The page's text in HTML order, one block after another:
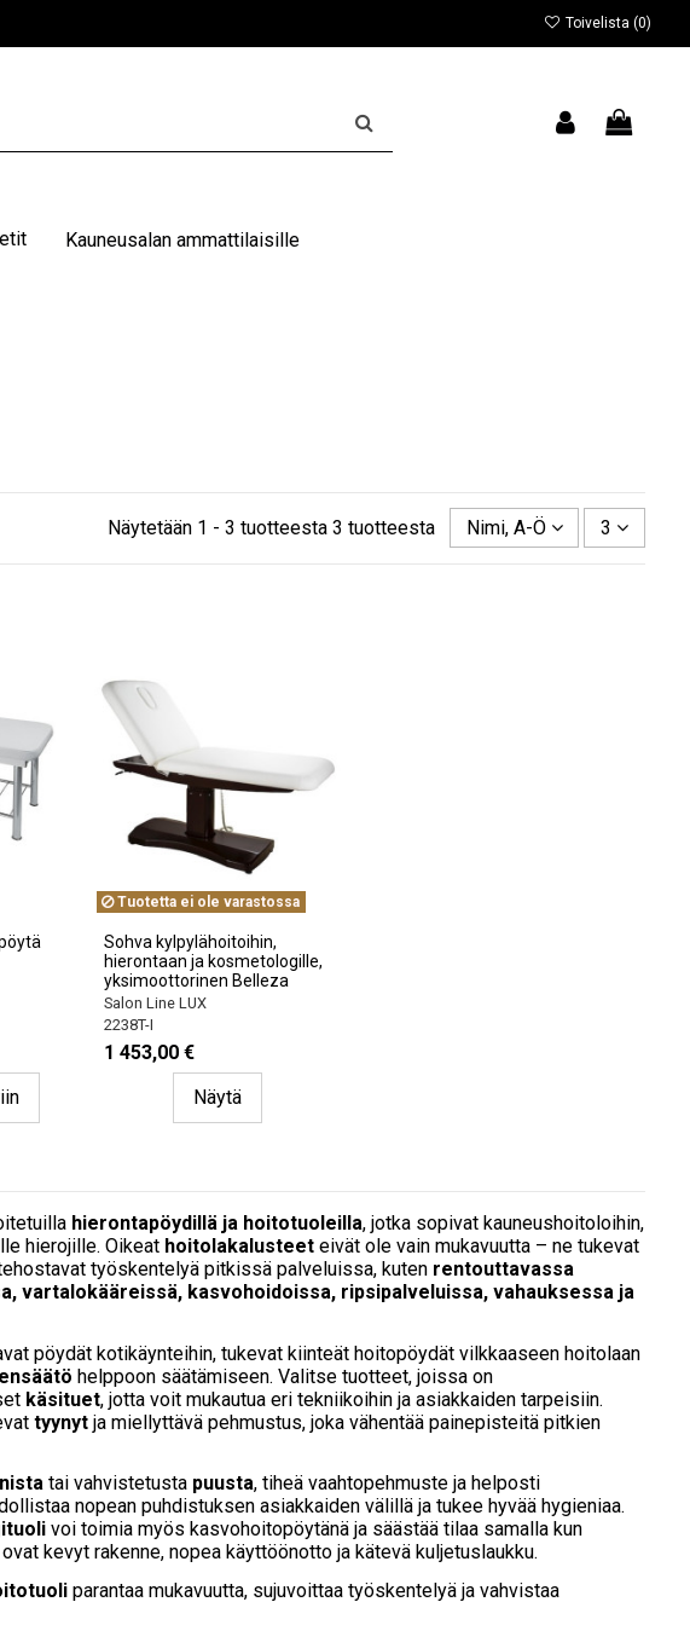
Toivelista (0)
Kauneusalan ammattilaisille
Näytetään 1 - 3 tuotteesta 3 tuotteesta Nimi, A-Ö 3
Tuotetta ei ole varastossa
Sohva kylpylähoitoihin,
hierontaan ja kosmetologille,
yksimoottorinen Belleza
Salon Line LUX
2238T-I
1 453,00 €
Näytä
hierontapöydillä ja hoitotuoleilla, jotka sopivat kauneushoitoloihin,
hierojille. Oikeat hoitolakalusteet eivät ole vain mukavuutta – ne tukevat
työskentelyä pitkissä palveluissa, kuten rentouttavassa
vartalokääreissä, kasvohoidoissa, ripsipalveluissa, vahauksessa ja
pöydät kotikäynteihin, tukevat kiinteät hoitopöydät vilkkaaseen hoitolaan
helppoon säätämiseen. Valitse tuotteet, joissa on
käsituet, jotta voit mukautua eri tekniikoihin ja asiakkaiden tarpeisiin.
tyynyt ja miellyttävä pehmustus, joka vähentää painepisteitä pitkien
tai vahvistetusta puusta, tiheä vaahtopehmuste ja helposti
nopean puhdistuksen asiakkaiden välillä ja tukee hyvää hygieniaa.
voi toimia myös kasvohoitopöytänä ja säästää tilaa samalla kun
kevyt rakenne, nopea käyttöönotto ja kätevä kuljetuslaukku.
parantaa mukavuutta, sujuvoittaa työskentelyä ja vahvistaa